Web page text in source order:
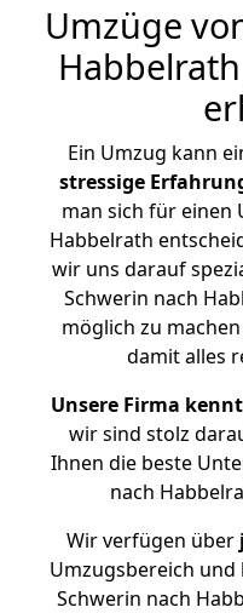
Umzüge
Ein Umzug kann
stressige
man sich für einen
Habbelrath
wir uns darauf
Schwerin nach
möglich zu
damit alles
Unsere Firma
wir sind stolz
Ihnen die beste
nach
Wir verfügen über
Umzugsbereich und
Schwerin nach